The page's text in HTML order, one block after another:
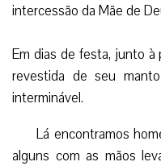
intercessão da Mãe de
Em dias de festa, junto à
revestida de seu
interminável.
Lá encontramos
alguns com as mãos